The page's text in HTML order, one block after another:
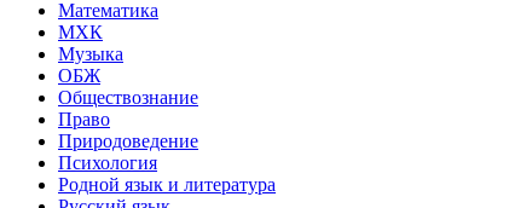
Математика
МХК
Музыка
ОБЖ
Обществознание
Право
Природоведение
Психология
Родной язык и литература